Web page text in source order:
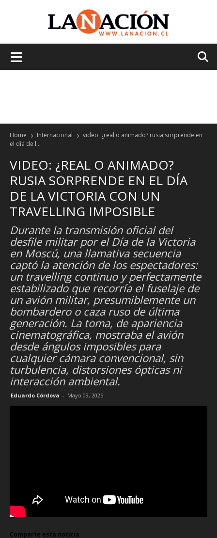
Home Internacional
video: ¿real o animado? rusia sorprende en
el día de l...
VIDEO: ¿REAL O ANIMADO?
RUSIA SORPRENDE EN EL DÍA
DE LA VICTORIA CON UN
TRAVELLING IMPOSIBLE
Durante la transmisión oficial del
desfile militar por el Día de la Victoria
en Moscú, una llamativa secuencia
captó la atención de los espectadores:
un travelling continuo y perfectamente
estabilizado que recorría el fuselaje de
un avión militar, presumiblemente un
bombardero o caza ruso de última
generación. La toma, de apariencia
cinematográfica, mostraba el avión
desde ángulos imposibles para
cualquier cámara convencional, sin
turbulencia, distorsiones ópticas ni
interacción ambiental.
Eduardo Córdova - Mayo 09, 2025
Comparte esta noticia